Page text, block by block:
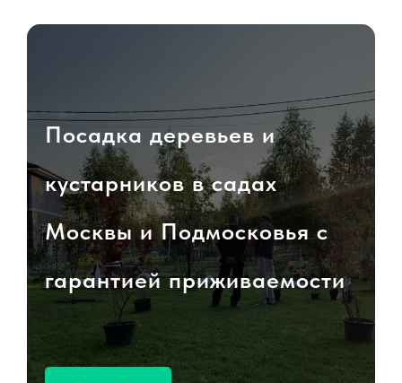
Посадка деревьев и
кустарников в садах
Москвы и Подмосковья с
гарантией приживаемости